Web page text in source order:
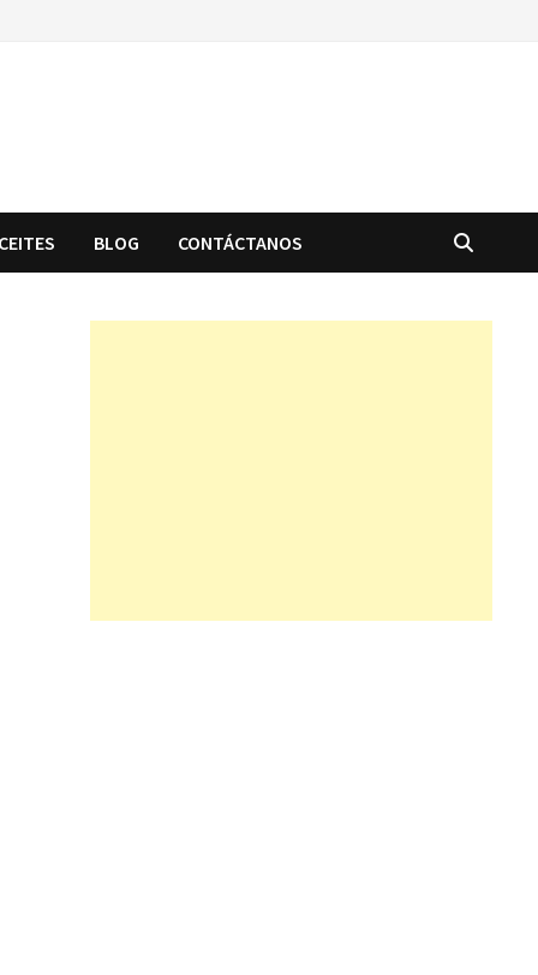
BLOG CONTÁCTANOS